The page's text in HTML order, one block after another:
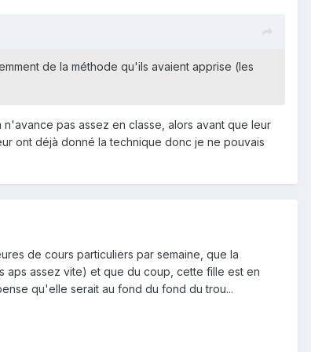
de la méthode qu'ils avaient apprise (les
pas assez en classe, alors avant que leur
ont déjà donné la technique donc je ne pouvais
de cours particuliers par semaine, que la
aps assez vite) et que du coup, cette fille est en
qu'elle serait au fond du fond du trou...